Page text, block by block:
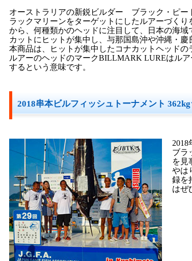
オーストラリアの新鋭ビルダー ブラック・ピー
ラックマリーンをターゲットにしたルアーづく
から、何種類かのヘッドに注目して、日本の海
カットにヒットが集中し、与那国島沖や沖縄・慶
本商品は、ヒットが集中したコナカットヘッドの
ルアーのヘッドのマークBILLMARK LUREはル
するという意味です。
2018串本ビルフィッシュトーナメント
ブラ
を見
やは
録を
はぜ